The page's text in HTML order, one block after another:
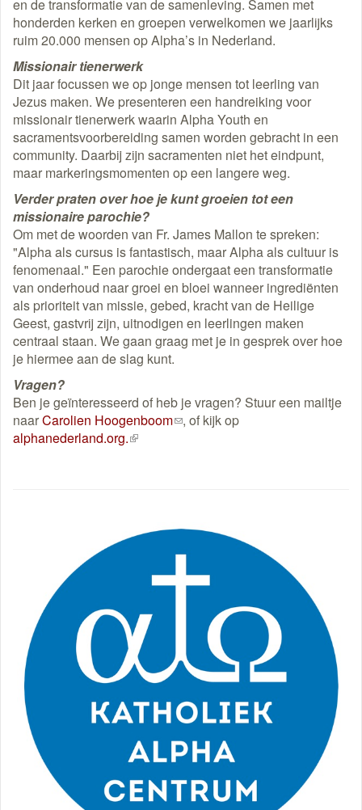
en de transformatie van de samenleving. Samen met
honderden kerken en groepen verwelkomen we jaarlijks
ruim 20.000 mensen op Alpha’s in Nederland.
Missionair tienerwerk
Dit jaar focussen we op jonge mensen tot leerling van
Jezus maken. We presenteren een handreiking voor
missionair tienerwerk waarin Alpha Youth en
sacramentsvoorbereiding samen worden gebracht in een
community. Daarbij zijn sacramenten niet het eindpunt,
maar markeringsmomenten op een langere weg.
Verder praten over hoe je kunt groeien tot een
missionaire parochie?
Om met de woorden van Fr. James Mallon te spreken:
"Alpha als cursus is fantastisch, maar Alpha als cultuur is
fenomenaal." Een parochie ondergaat een transformatie
van onderhoud naar groei en bloei wanneer ingrediënten
als prioriteit van missie, gebed, kracht van de Heilige
Geest, gastvrij zijn, uitnodigen en leerlingen maken
centraal staan. We gaan graag met je in gesprek over hoe
je hiermee aan de slag kunt.
Vragen?
Ben je geïnteresseerd of heb je vragen? Stuur een mailtje
naarCarolien Hoogenboom(link
, of kijk op
alphanederland.org.(externe